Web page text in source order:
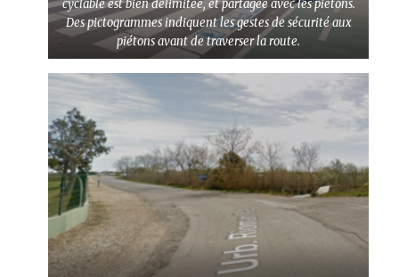
cyclable est bien délimitée, et partagée avec les piétons.
Des pictogrammes indiquent les gestes de sécurité aux
piétons avant de traverser la route.